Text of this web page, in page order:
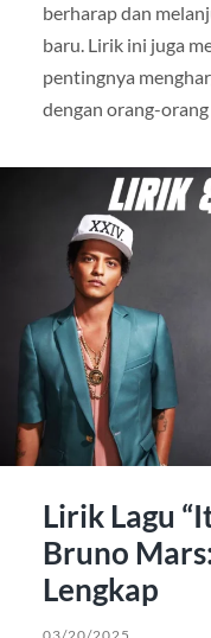
berharap dan
baru. Lirik ini juga
pentingnya
dengan orang-
Lirik Lagu
Bruno
Lengkap